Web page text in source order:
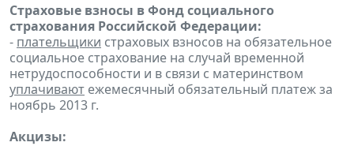
Страховые взносы в Фонд социального
страхования Российской Федерации:
- плательщики страховых взносов на обязательное
социальное страхование на случай временной
нетрудоспособности и в связи с материнством
уплачивают ежемесячный обязательный платеж за
ноябрь 2013 г.
Акцизы: